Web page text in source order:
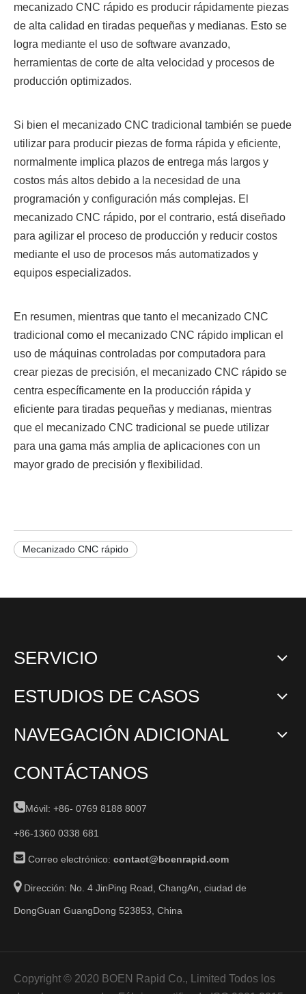
mecanizado CNC rápido es producir rápidamente piezas
de alta calidad en tiradas pequeñas y medianas. Esto se
logra mediante el uso de software avanzado,
herramientas de corte de alta velocidad y procesos de
producción optimizados.
Si bien el mecanizado CNC tradicional también se puede
utilizar para producir piezas de forma rápida y eficiente,
normalmente implica plazos de entrega más largos y
costos más altos debido a la necesidad de una
programación y configuración más complejas. El
mecanizado CNC rápido, por el contrario, está diseñado
para agilizar el proceso de producción y reducir costos
mediante el uso de procesos más automatizados y
equipos especializados.
En resumen, mientras que tanto el mecanizado CNC
tradicional como el mecanizado CNC rápido implican el
uso de máquinas controladas por computadora para
crear piezas de precisión, el mecanizado CNC rápido se
centra específicamente en la producción rápida y
eficiente para tiradas pequeñas y medianas, mientras
que el mecanizado CNC tradicional se puede utilizar
para una gama más amplia de aplicaciones con un
mayor grado de precisión y flexibilidad.
Mecanizado CNC rápido
SERVICIO
ESTUDIOS DE CASOS
NAVEGACIÓN ADICIONAL
CONTÁCTANOS
Móvil: +86- 0769 8188 8007
+86-1360 0338 681
 Correo electrónico: contact@boenrapid.com
Dirección: No. 4 JinPing Road, ChangAn, ciudad de
DongGuan GuangDong 523853, China
Copyright © 2020 BOEN Rapid Co., Limited Todos los